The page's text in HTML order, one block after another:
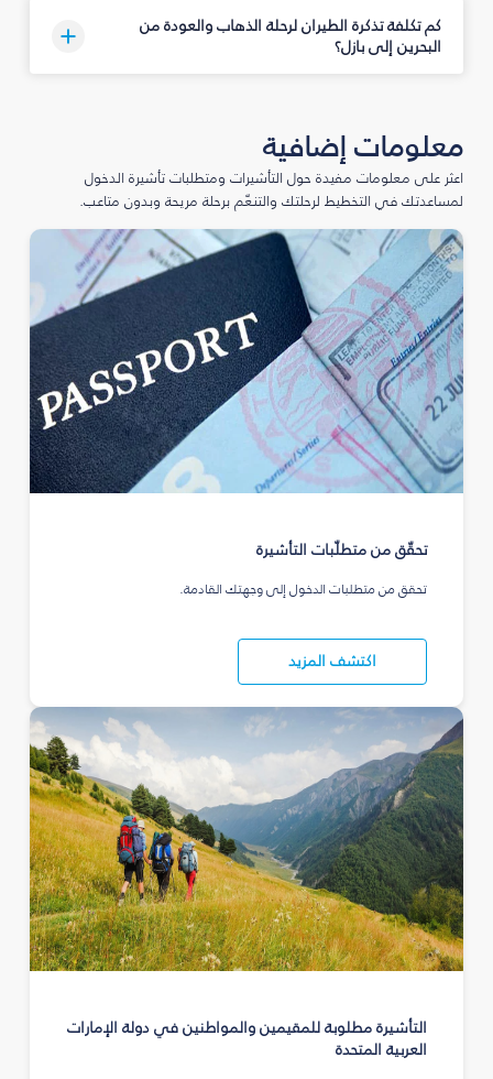
كم تكلفة تذكرة الطيران لرحلة الذهاب والعودة من
البحرين إلى بازل؟
معلومات إضافية
اعثر على معلومات مفيدة حول التأشيرات ومتطلبات تأشيرة الدخول
لمساعدتك في التخطيط لرحلتك والتنعّم برحلة مريحة وبدون متاعب.
تحقّق من متطلّبات التأشيرة
تحقق من متطلبات الدخول إلى وجهتك القادمة.
اكتشف المزيد
التأشيرة مطلوبة للمقيمين والمواطنين في دولة الإمارات
العربية المتحدة